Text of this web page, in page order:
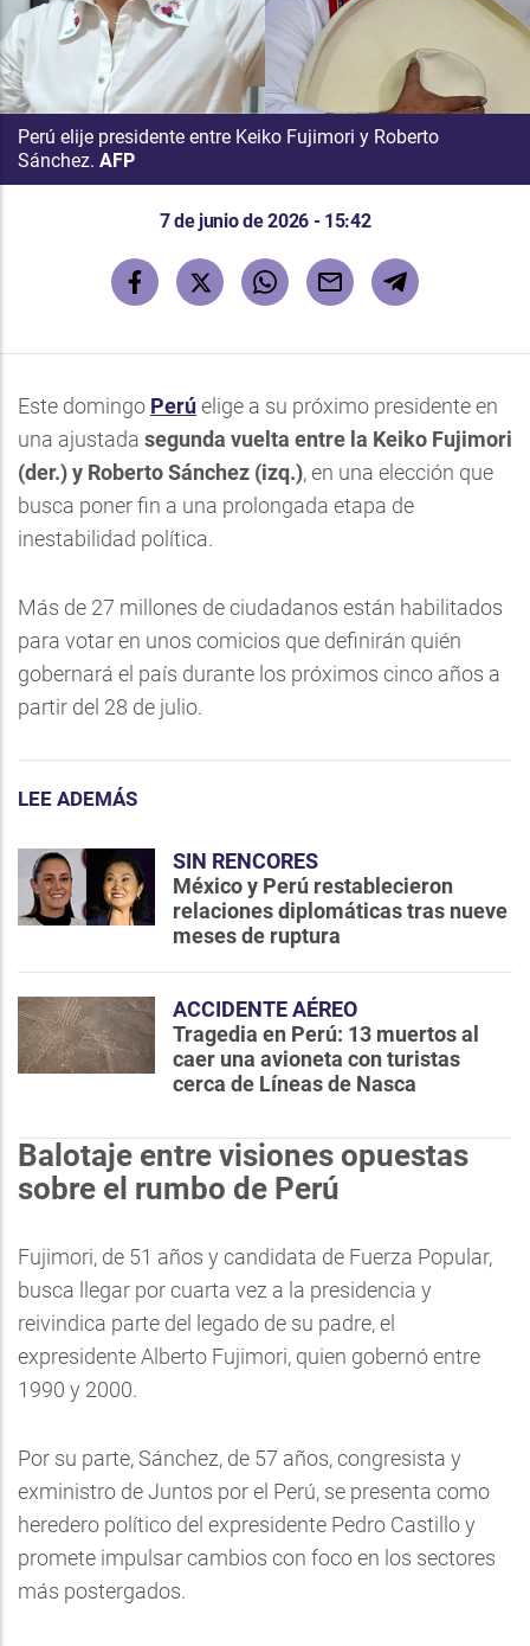
Perú elije presidente entre Keiko Fujimori y Roberto
Sánchez. AFP
7 de junio de 2026 - 15:42
Este domingo Perúelige a su próximo presidente en
una ajustada segunda vuelta entre la Keiko Fujimori
(der.) y Roberto Sánchez (izq.), en una elección que
busca poner fin a una prolongada etapa de
inestabilidad política.
Más de 27 millones de ciudadanos están habilitados
para votar en unos comicios que definirán quién
gobernará el país durante los próximos cinco años a
partir del 28 de julio.
LEE ADEMÁS
SIN RENCORES
México y Perú restablecieron
relaciones diplomáticas tras nueve
meses de ruptura
ACCIDENTE AÉREO
Tragedia en Perú: 13 muertos al
caer una avioneta con turistas
cerca de Líneas de Nasca
Balotaje entre visiones opuestas
sobre el rumbo de Perú
Fujimori, de 51 años y candidata de Fuerza Popular,
busca llegar por cuarta vez a la presidencia y
reivindica parte del legado de su padre, el
expresidente Alberto Fujimori, quien gobernó entre
1990 y 2000.
Por su parte, Sánchez, de 57 años, congresista y
exministro de Juntos por el Perú, se presenta como
heredero político del expresidente Pedro Castillo y
promete impulsar cambios con foco en los sectores
más postergados.